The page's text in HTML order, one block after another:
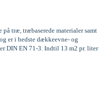
træ, træbaserede materialer samt
er i bedste dækkeevne- og
DIN EN 71-3. Indtil 13 m2 pr. liter